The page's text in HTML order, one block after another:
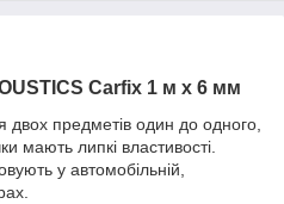
Carfix 1 м х 6 мм
предметів один до одного,
мають липкі властивості.
у автомобільній,